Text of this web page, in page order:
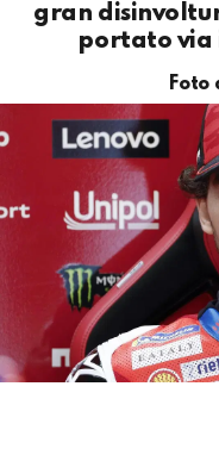
gran
portato via
Foto